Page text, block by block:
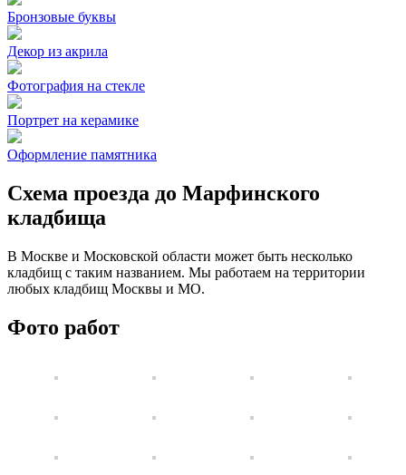
Бронзовые буквы
Декор из акрила
Фотография на стекле
Портрет на керамике
Оформление памятника
Схема проезда до Марфинского
кладбища
В Москве и Московской области может быть несколько
кладбищ с таким названием. Мы работаем на территории
любых кладбищ Москвы и МО.
Фото работ